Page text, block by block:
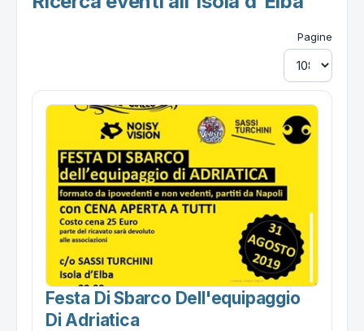
Pagine
Festa Di Sbarco Dell'equipaggio
Di Adriatica